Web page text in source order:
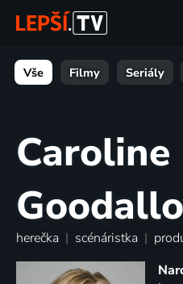
Vše Filmy Seriály
Caroline
herečka | scénáristka |